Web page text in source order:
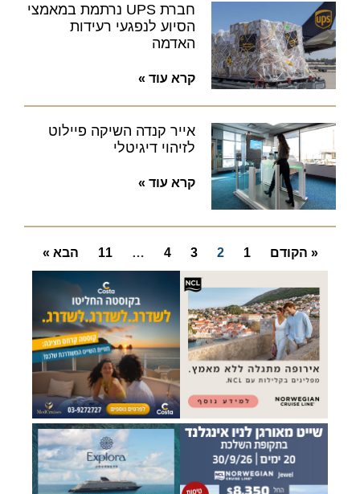
חברת UPS נרתמת במאמצי
הסיוע לנפגעי רעידות
האדמה
קרא עוד »
אייר קנדה השיקה פיילוט
לזיהוי דיגיטלי
קרא עוד »
« הקודם 1
2
3
4
…
11 הבא »